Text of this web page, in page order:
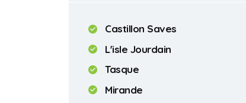
Castillon Saves
L'isle Jourdain
Tasque
Mirande